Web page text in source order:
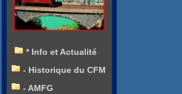
* Info et Actualité
- Historique du CFM
- AMFG